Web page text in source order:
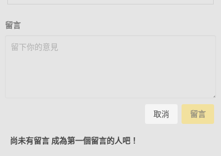
留言
取消 留言
尚未有留言 成為第一個留言的人吧！